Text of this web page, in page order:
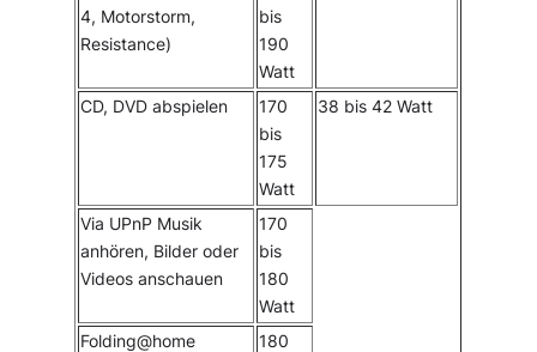
4, Motorstorm,
Resistance)
bis
190
Watt
CD, DVD abspielen
170
bis
175
Watt
38 bis 42 Watt
Via UPnP Musik
anhören, Bilder oder
Videos anschauen
170
bis
180
Watt
Folding@home
180